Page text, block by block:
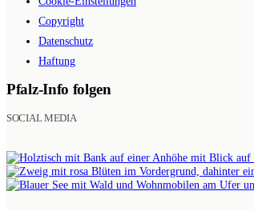
Copyright
Datenschutz
Haftung
Pfalz-Info folgen
SOCIAL MEDIA
INSTAGRAM